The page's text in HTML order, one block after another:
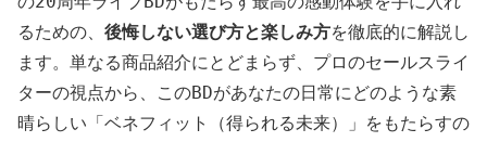
るための、 後悔しない選び方と楽しみ方を徹底的に解説し
ます。単なる商品紹介にとどまらず、プロのセールスライ
ターの視点から、このBDがあなたの日常にどのような素
晴らしい「ベネフィット（得られる未来）」をもたらすの